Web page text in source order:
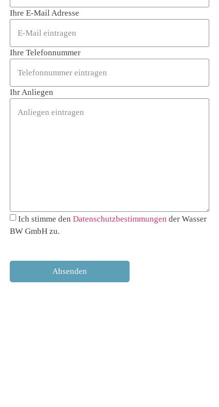
Ihre E-Mail Adresse
Ihre Telefonnummer
Ihr Anliegen
Ich stimme den Datenschutzbestimmungen der Wasser
BW GmbH zu.
Absenden